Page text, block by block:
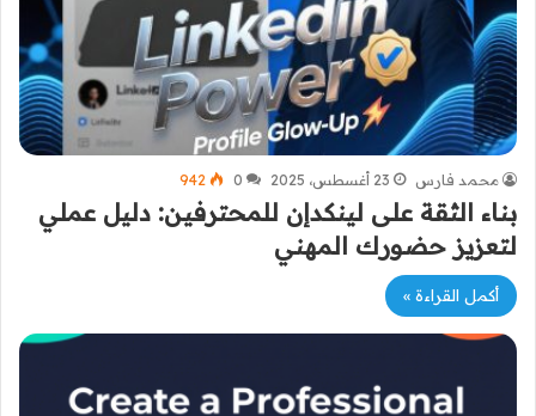
محمد فارس 23 أغسطس، 2025 0
942
بناء الثقة على لينكدإن للمحترفين: دليل عملي
لتعزيز حضورك المهني
أكمل القراءة »